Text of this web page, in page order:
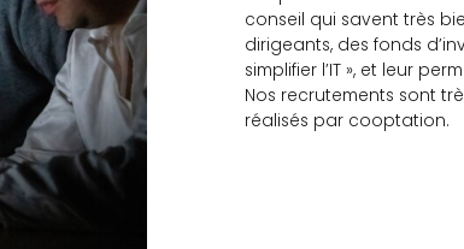
conseil qui savent très
dirigeants, des fonds
simplifier l’IT », et leur
Nos recrutements sont
réalisés par cooptation.